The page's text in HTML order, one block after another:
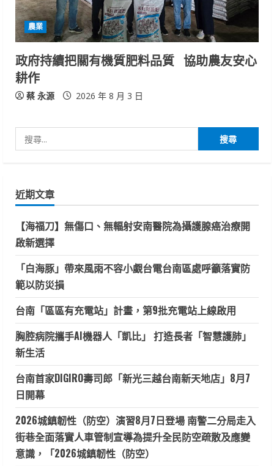
農業
政府持續把關有機質肥料品質 協助農友安心
耕作
蔡 永源 2026 年 8 月 3 日
尋
字:
近期文章
【海福刀】無傷口、無輻射安南醫院為攝護腺癌治療開
啟新選擇
「白海豚」帶來風雨不容小覷台電台南區處呼籲落實防
範以防災損
台南「區區有充電站」計畫，第9批充電站上線啟用
胸腔病院攜手AI機器人「凱比」 打造長者「智慧護肺」
新生活
台南首家DIGIRO壽司郎「新光三越台南新天地店」8月7
日開幕
2026城鎮韌性（防空）演習8月7日登場 南警二分局走入
街巷全面落實人車管制宣導為提升全民防空疏散及應變
意識，「2026城鎮韌性（防空）